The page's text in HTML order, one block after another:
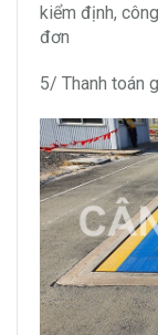
kiểm định,
đơn
5/ Thanh toán